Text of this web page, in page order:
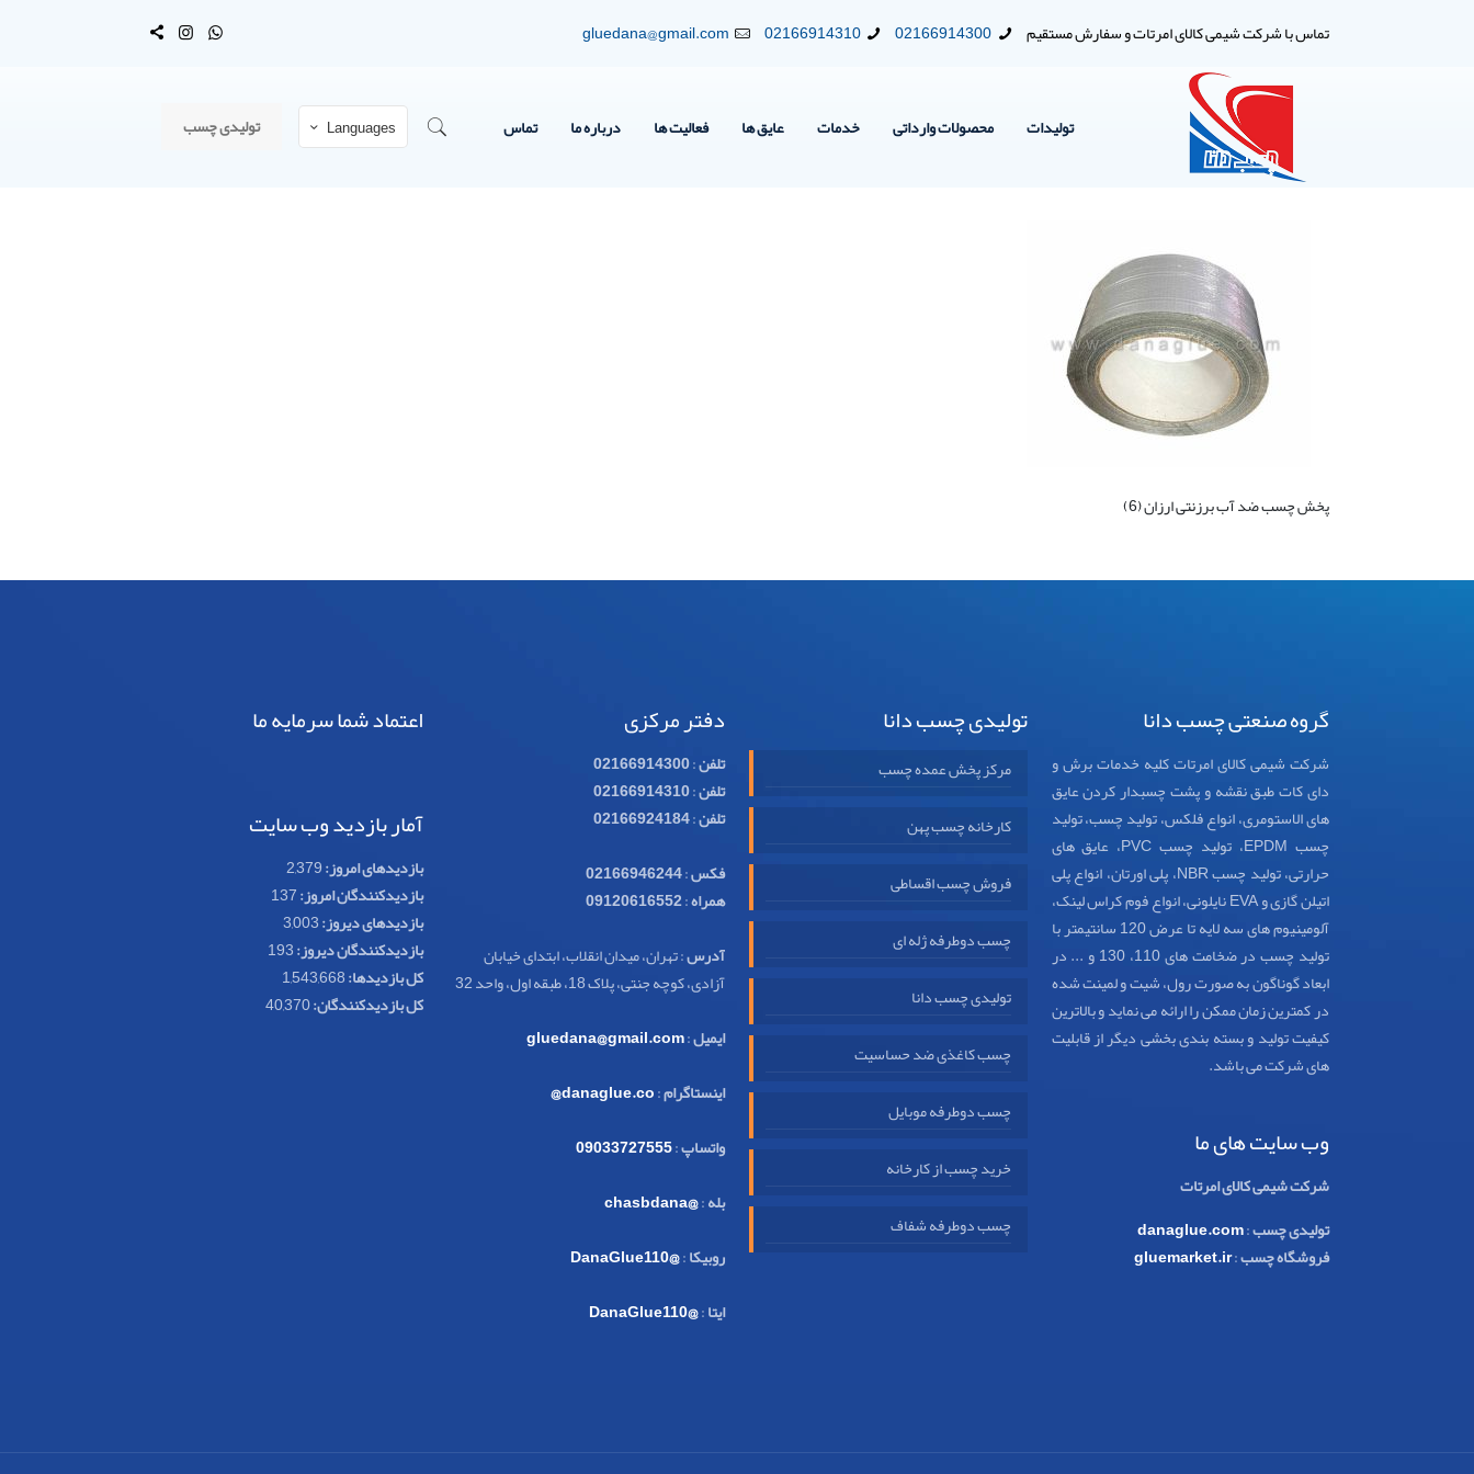
تماس با شرکت شیمی کالای امرتات و سفارش مستقیم 02166914300
02166914310
gluedana@gmail.com
تولیدات محصولات وارداتی خدمات عایق ها فعالیت ها درباره ما تماس Languages تولیدی چسب
پخش چسب ضد آب برزنتی ارزان (6)
گروه صنعتی چسب دانا
شرکت شیمی کالای امرتات کلیه خدمات برش و
دای کات طبق نقشه و پشت چسبدار کردن عایق
های الاستومری، انواع فلکس، تولید چسب، تولید
چسب EPDM، تولید چسب PVC، عایق های
حرارتی، تولید چسب NBR، پلی اورتان، انواع پلی
اتیلن گازی و EVA نایلونی، انواع فوم کراس لینک،
آلومینیوم های سه لایه تا عرض 120 سانتیمتر با
تولید چسب در ضخامت های 110، 130 و ... در
ابعاد گوناگون به صورت رول، شیت و لمینت شده
در کمترین زمان ممکن را ارائه می نماید و بالاترین
کیفیت تولید و بسته بندی بخشی دیگر از قابلیت
های شرکت می باشد.
وب سایت های ما
شرکت شیمی کالای امرتات
تولیدی چسب:
danaglue.com
فروشگاه چسب:
gluemarket.ir
تولیدی چسب دانا
مرکز پخش عمده چسب
کارخانه چسب پهن
فروش چسب اقساطی
چسب دوطرفه ژله ای
تولیدی چسب دانا
چسب کاغذی ضد حساسیت
چسب دوطرفه موبایل
خرید چسب از کارخانه
چسب دوطرفه شفاف
دفتر مرکزی
تلفن:
02166914300
تلفن:
02166914310
تلفن:
02166924184
فکس:
02166946244
همراه:
09120616552
آدرس: تهران، میدان انقلاب، ابتدای خیابان
آزادی، کوچه جنتی، پلاک 18، طبقه اول، واحد 32
ایمیل:
gluedana@gmail.com
اینستاگرام:
danaglue.co@
واتساپ:
09033727555
بله:
@chasbdana
روبیکا:
@DanaGlue110
ایتا:
@DanaGlue110
اعتماد شما سرمایه ما
آمار بازدید وب سایت
بازدیدهای امروز:2,379
بازدیدکنندگان امروز:137
بازدیدهای دیروز:3,003
بازدیدکنندگان دیروز:193
کل بازدیدها:1,543,668
کل بازدیدکنند‌گان:40,370